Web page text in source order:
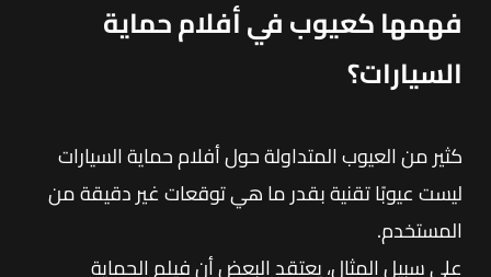
فهمها كعيوب في أفلام حماية
السيارات؟
كثير من العيوب المتداولة حول أفلام حماية السيارات
ليست عيوبًا تقنية بقدر ما هي توقعات غير دقيقة من
المستخدم.
على سبيل المثال، يعتقد البعض أن فيلم الحماية